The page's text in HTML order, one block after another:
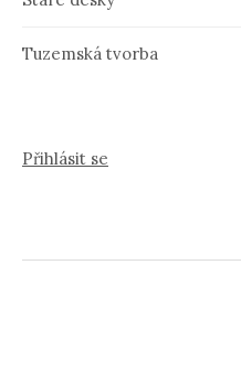
Tuzemská tvorba
Přihlásit se